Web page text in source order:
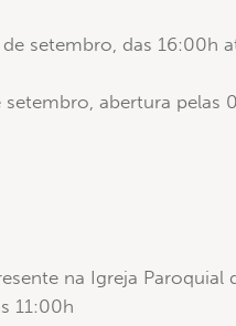
de setembro, das 16:00h
setembro, abertura pelas
na Igreja Paroquial
11:00h